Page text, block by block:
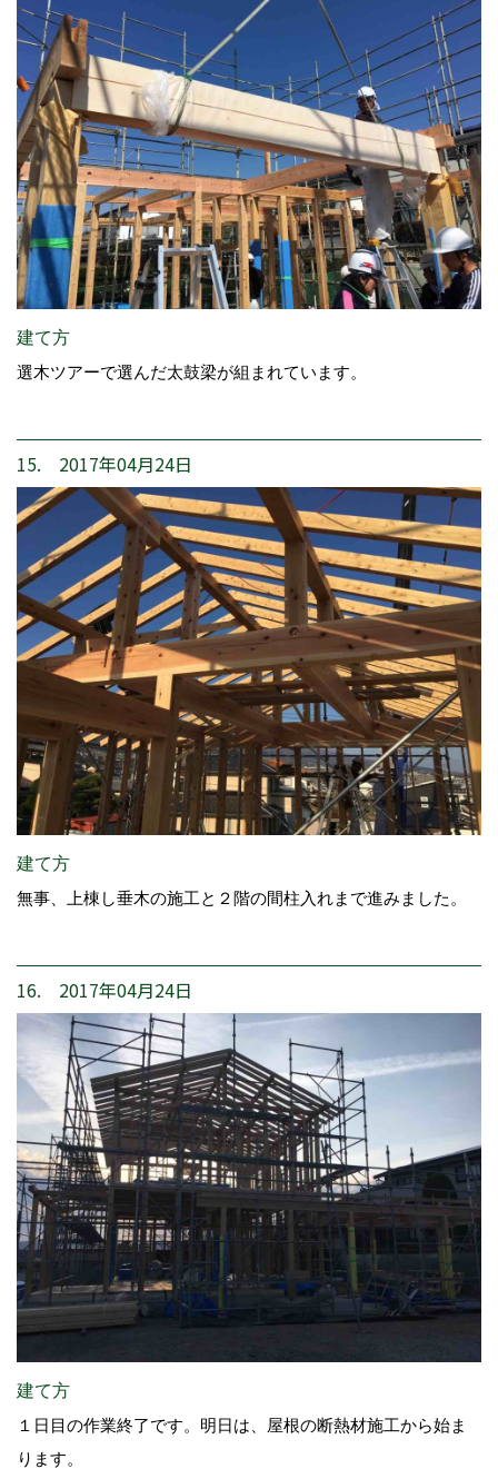
建て方
選木ツアーで選んだ太鼓梁が組まれています。
15. 2017年04月24日
建て方
無事、上棟し垂木の施工と２階の間柱入れまで進みました。
16. 2017年04月24日
建て方
１日目の作業終了です。明日は、屋根の断熱材施工から始ま
ります。